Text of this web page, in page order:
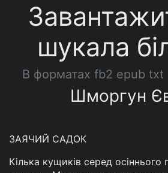
шукала
В форматах fb2 epub txt
Шморгун
ЗАЯЧИЙ САДОК
Кілька кущиків серед осіннього